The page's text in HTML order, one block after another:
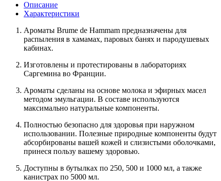
Описание
Характеристики
Ароматы Brume de Hammam предназначены для
распыления в хамамах, паровых банях и пародушевых
кабинах.
Изготовлены и протестированы в лабораториях
Саргемина во Франции.
Ароматы сделаны на основе молока и эфирных масел
методом эмульгации. В составе используются
максимально натуральные компоненты.
Полностью безопасно для здоровья при наружном
использовании. Полезные природные компоненты будут
абсорбированы вашей кожей и слизистыми оболочками,
принеся пользу вашему здоровью.
Доступны в бутылках по 250, 500 и 1000 мл, а также
канистрах по 5000 мл.